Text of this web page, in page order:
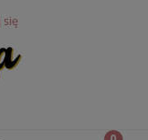
się